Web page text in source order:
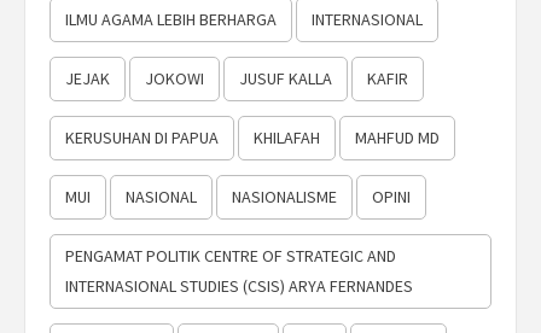
ILMU AGAMA LEBIH BERHARGA INTERNASIONAL
JEJAK JOKOWI JUSUF KALLA KAFIR
KERUSUHAN DI PAPUA KHILAFAH MAHFUD MD
MUI NASIONAL NASIONALISME OPINI
PENGAMAT POLITIK CENTRE OF STRATEGIC AND
INTERNASIONAL STUDIES (CSIS) ARYA FERNANDES